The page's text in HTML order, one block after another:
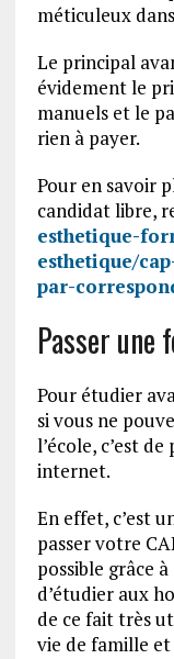
méticuleux
Le principal
évidement le
manuels et le
rien à payer.
Pour en savoir
candidat libre,
esthetique-
esthetique/
par-
Passer
Pour étudier
si vous ne
l’école, c’est
internet.
En effet, c’est
passer votre
possible grâce
d’étudier aux
de ce fait très
vie de famille